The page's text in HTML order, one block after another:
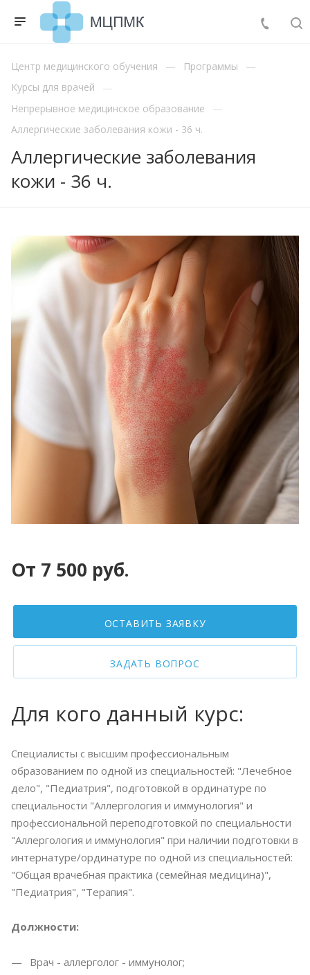
Центр медицинского обучения
Программы
Курсы для врачей
Непрерывное медицинское образование
Аллергические заболевания кожи - 36 ч.
Аллергические заболевания
кожи - 36 ч.
От 7 500 руб.
ОСТАВИТЬ ЗАЯВКУ
ЗАДАТЬ ВОПРОС
Для кого данный курс:
Специалисты с высшим профессиональным
образованием по одной из специальностей: "Лечебное
дело", "Педиатрия", подготовкой в ординатуре по
специальности "Аллергология и иммунология" и
профессиональной переподготовкой по специальности
"Аллергология и иммунология" при наличии подготовки в
интернатуре/ординатуре по одной из специальностей:
"Общая врачебная практика (семейная медицина)",
"Педиатрия", "Терапия".
Должности:
Врач - аллерголог - иммунолог;